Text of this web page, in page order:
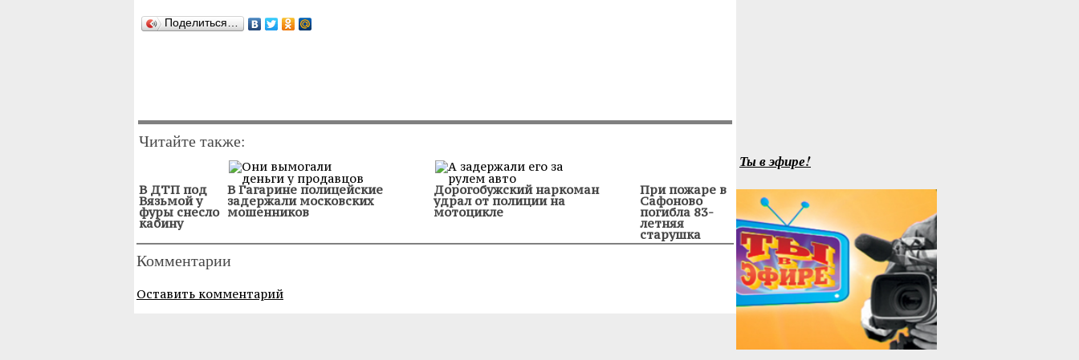
Поделиться…
Читайте также:
В ДТП под
Вязьмой у
фуры снесло
кабину
В Гагарине полицейские
задержали московских
мошенников
Дорогобужский наркоман
удрал от полиции на
мотоцикле
При пожаре в
Сафоново
погибла 83-
летняя
старушка
Комментарии
Оставить комментарий
Ты в эфире!